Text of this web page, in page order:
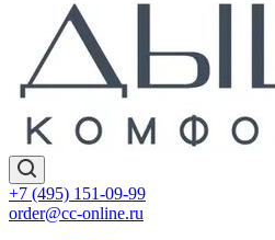
+7 (495) 151-09-99
order@cc-online.ru